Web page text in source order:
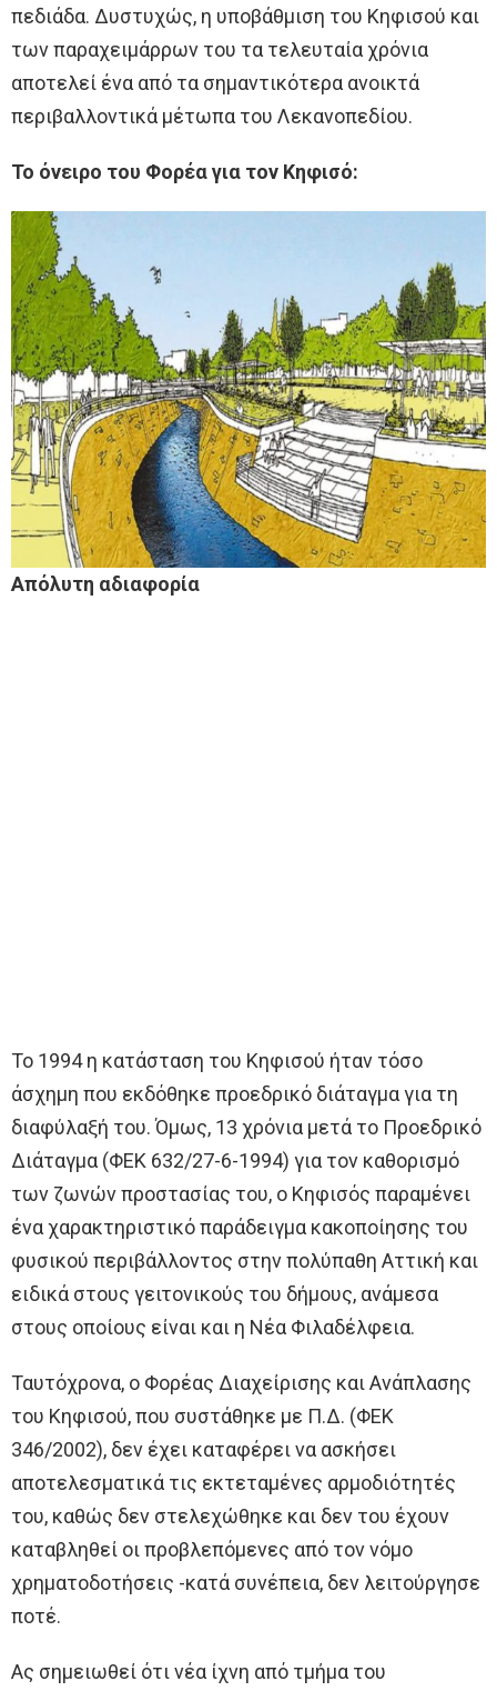
πεδιάδα. Δυστυχώς, η υποβάθμιση του Κηφισού και
των παραχειμάρρων του τα τελευταία χρόνια
αποτελεί ένα από τα σημαντικότερα ανοικτά
περιβαλλοντικά μέτωπα του Λεκανοπεδίου.
Το όνειρο του Φορέα για τον Κηφισό:
Απόλυτη αδιαφορία
Το 1994 η κατάσταση του Κηφισού ήταν τόσο
άσχημη που εκδόθηκε προεδρικό διάταγμα για τη
διαφύλαξή του. Όμως, 13 χρόνια μετά το Προεδρικό
Διάταγμα (ΦΕΚ 632/27-6-1994) για τον καθορισμό
των ζωνών προστασίας του, ο Κηφισός παραμένει
ένα χαρακτηριστικό παράδειγμα κακοποίησης του
φυσικού περιβάλλοντος στην πολύπαθη Αττική και
ειδικά στους γειτονικούς του δήμους, ανάμεσα
στους οποίους είναι και η Νέα Φιλαδέλφεια.
Ταυτόχρονα, ο Φορέας Διαχείρισης και Ανάπλασης
του Κηφισού, που συστάθηκε με Π.Δ. (ΦΕΚ
346/2002), δεν έχει καταφέρει να ασκήσει
αποτελεσματικά τις εκτεταμένες αρμοδιότητές
του, καθώς δεν στελεχώθηκε και δεν του έχουν
καταβληθεί οι προβλεπόμενες από τον νόμο
χρηματοδοτήσεις -κατά συνέπεια, δεν λειτούργησε
ποτέ.
Ας σημειωθεί ότι νέα ίχνη από τμήμα του